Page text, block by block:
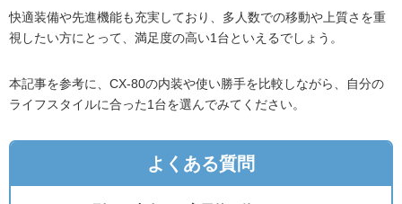
快適装備や先進機能も充実しており、多人数での移動や上質さを重
視したい方にとって、満足度の高い1台といえるでしょう。
本記事を参考に、CX-80の内装や使い勝手を比較しながら、自分の
ライフスタイルに合った1台を選んでみてください。
よくある質問